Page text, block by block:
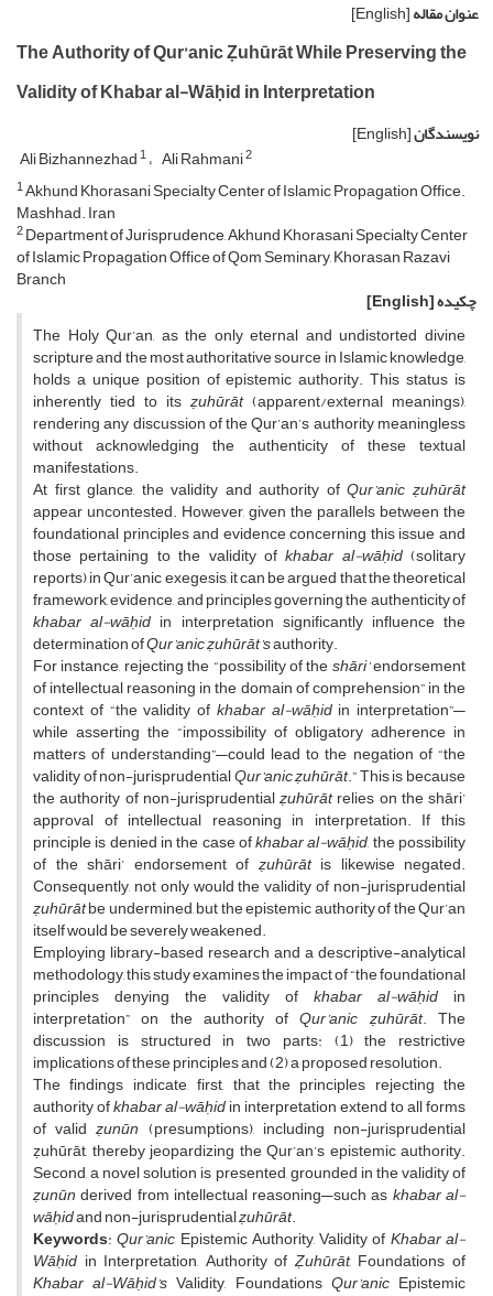
عنوان مقاله[English]
The Authority of Qur’anic Ẓuhūrāt While Preserving the
Validity of Khabar al-Wāḥid in Interpretation
نویسندگان[English]
Ali Bizhannezhad1 Ali Rahmani2
1Akhund Khorasani Specialty Center of Islamic Propagation Office.
Mashhad. Iran
2Department of Jurisprudence, Akhund Khorasani Specialty Center
of Islamic Propagation Office of Qom Seminary, Khorasan Razavi
Branch
چکیده[English]
The Holy Qur’an, as the only eternal and undistorted divine
scripture and the most authoritative source in Islamic knowledge,
holds a unique position of epistemic authority. This status is
inherently tied to its ẓuhūrāt(apparent/external meanings),
rendering any discussion of the Qur’an’s authority meaningless
without acknowledging the authenticity of these textual
manifestations.
At first glance, the validity and authority ofQur’anic ẓuhūrāt
appear uncontested. However, given the parallels between the
foundational principles and evidence concerning this issue and
those pertaining to the validity ofkhabar al-wāḥid(solitary
reports) in Qur’anic exegesis, it can be argued that the theoretical
framework, evidence, and principles governing the authenticity of
khabar al-wāḥid in interpretation significantly influence the
determination ofQur’anic ẓuhūrāt’sauthority.
For instance, rejecting the “possibility of theshāri’endorsement
of intellectual reasoning in the domain of comprehension” in the
context of “the validity of khabar al-wāḥidin interpretation”—
while asserting the “impossibility of obligatory adherence in
matters of understanding”—could lead to the negation of “the
validity of non-jurisprudentialQur’anic ẓuhūrāt.” This is because
the authority of non-jurisprudentialẓuhūrātrelies on the shāri’
approval of intellectual reasoning in interpretation. If this
principle is denied in the case ofkhabar al-wāḥid, the possibility
of the shāri’ endorsement of ẓuhūrātis likewise negated.
Consequently, not only would the validity of non-jurisprudential
ẓuhūrātbe undermined, but the epistemic authority of the Qur’an
itself would be severely weakened.
Employing library-based research and a descriptive-analytical
methodology, this study examines the impact of “the foundational
principles denying the validity of khabar al-wāḥid in
interpretation” on the authority ofQur’anic ẓuhūrāt. The
discussion is structured in two parts: (1) the restrictive
implications of these principles and (2) a proposed resolution.
The findings indicate, first, that the principles rejecting the
authority ofkhabar al-wāḥidin interpretation extend to all forms
of validẓunūn (presumptions), including non-jurisprudential
ẓuhūrāt, thereby jeopardizing the Qur’an’s epistemic authority.
Second, a novel solution is presented, grounded in the validity of
ẓunūnderived from intellectual reasoning—such askhabar al-
wāḥidand non-jurisprudentialẓuhūrāt.
Keywords:Qur’anic Epistemic Authority, Validity ofKhabar al-
Wāḥid in Interpretation, Authority ofẒuhūrāt, Foundations of
Khabar al-Wāḥid’s Validity, Foundations Qur’anicEpistemic